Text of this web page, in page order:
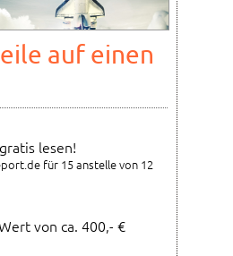
auf einen
lesen!
für 15 anstelle von 12
von ca. 400,- €